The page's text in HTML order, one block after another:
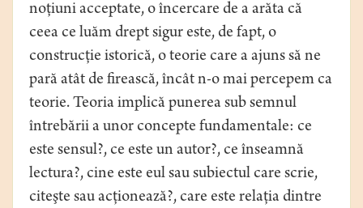
noţiuni acceptate, o încercare de a arăta că
ceea ce luăm drept sigur este, de fapt, o
construcţie istorică, o teorie care a ajuns să ne
pară atât de firească, încât n-o mai percepem ca
teorie. Teoria implică punerea sub semnul
întrebării a unor concepte fundamentale: ce
este sensul?, ce este un autor?, ce înseamnă
lectura?, cine este eul sau subiectul care scrie,
citeşte sau acţionează?, care este relaţia dintre